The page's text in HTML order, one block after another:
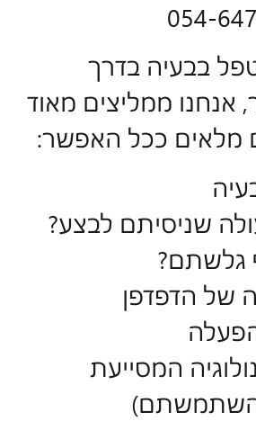
בבעיה בדרך
אנחנו ממליצים מאוד
מלאים ככל האפשר:
שניסיתם לבצע?
גלשתם?
של הדפדפן
המסייעת